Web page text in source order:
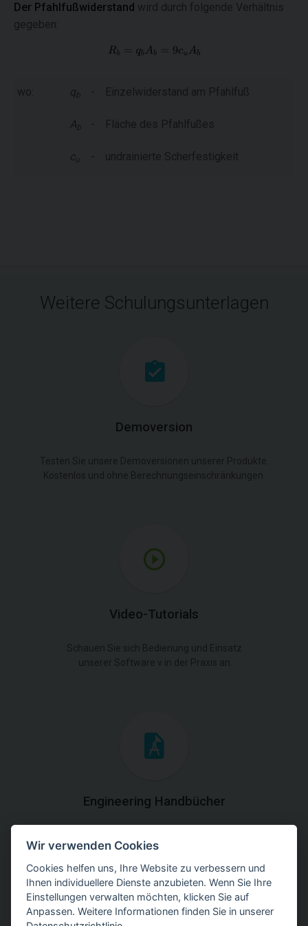
Der Pfahlfußwiderstand wird durch folgende Verhältnis
gegeben:
wo: q b - Einzelwiderstand am Pfahlfuß
A b - Fläche des Pfahlfußes
c u - undrainierte Scherfestigkeit
Weitere Schulungsunterlagen
Demoversion
Testen Sie unsere Demoversionen unserer Produkte.
Kostenlos und ohne Berechnungseinschränkungen.
Video-Tutorials
Schauen Sie sich Bedienung und Einsatz
unserer Software v in der Praxis an.
Engineering Handbücher
praktischen Erklärungen der
Programmverwendung herunter.
Wir verwenden Cookies
Cookies helfen uns, Ihre Website zu verbessern und
Ihnen individuellere Dienste anzubieten. Wenn Sie Ihre
Einstellungen verwalten möchten, klicken Sie auf
Anpassen. Weitere Informationen finden Sie in unserer